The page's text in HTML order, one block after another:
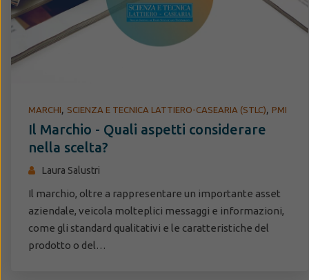
MARCHI, SCIENZA E TECNICA LATTIERO-CASEARIA (STLC), PMI
Il Marchio - Quali aspetti considerare
nella scelta?
Laura Salustri
Il marchio, oltre a rappresentare un importante asset
aziendale, veicola molteplici messaggi e informazioni,
come gli standard qualitativi e le caratteristiche del
prodotto o del…